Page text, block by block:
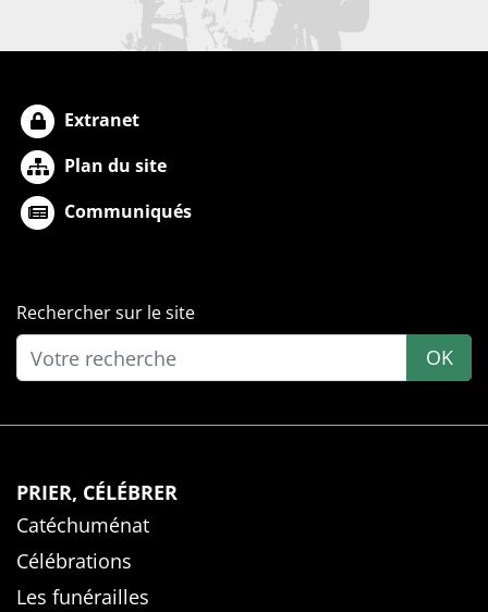
Extranet
Plan du site
Communiqués
Rechercher sur le site
OK
PRIER, CÉLÉBRER
Catéchuménat
Célébrations
Les funérailles